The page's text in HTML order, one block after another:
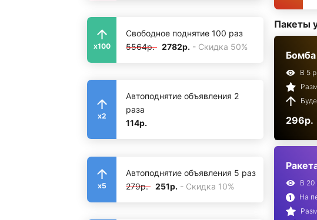
x100
Свободное поднятие 100 раз
5564р. 2782р. - Скидка 50%
x2
Автоподнятие объявления 2
раза
114р.
x5
Автоподнятие объявления 5 раз
279р. 251р. - Скидка 10%
Пакеты
Бомба
В 5
296р.
В 20
На